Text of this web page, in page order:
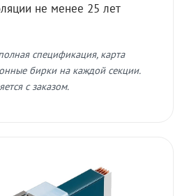
не менее 25 лет
спецификация, карта
бирки на каждой секции.
с заказом.